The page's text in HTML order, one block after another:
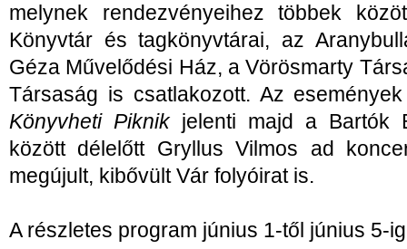
melynek rendezvényeihez többek
Könyvtár és tagkönyvtárai, az
Géza Művelődési Ház, a Vörösmarty
Társaság is csatlakozott. Az
Könyvheti Piknikjelenti majd a Bartók
között délelőtt Gryllus Vilmos ad
megújult, kibővült Vár folyóirat is.
A részletes program június 1-től június 5-